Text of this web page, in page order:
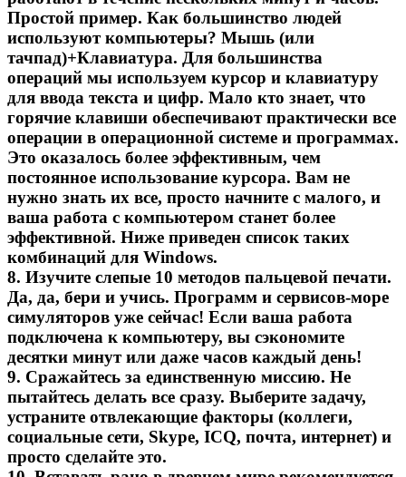
Простой пример. Как большинство людей
используют компьютеры? Мышь (или
тачпад)+Клавиатура. Для большинства
операций мы используем курсор и клавиатуру
для ввода текста и цифр. Мало кто знает, что
горячие клавиши обеспечивают практически все
операции в операционной системе и программах.
Это оказалось более эффективным, чем
постоянное использование курсора. Вам не
нужно знать их все, просто начните с малого, и
ваша работа с компьютером станет более
эффективной. Ниже приведен список таких
комбинаций для Windows.
8. Изучите слепые 10 методов пальцевой печати.
Да, да, бери и учись. Программ и сервисов-море
симуляторов уже сейчас! Если ваша работа
подключена к компьютеру, вы сэкономите
десятки минут или даже часов каждый день!
9. Сражайтесь за единственную миссию. Не
пытайтесь делать все сразу. Выберите задачу,
устраните отвлекающие факторы (коллеги,
социальные сети, Skype, ICQ, почта, интернет) и
просто сделайте это.